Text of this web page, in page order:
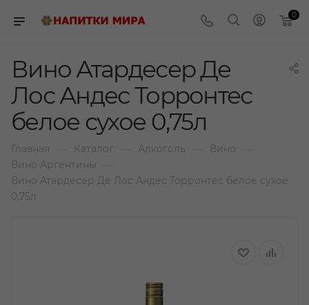
0
Вино Атардесер Де
Лос Андес Торронтес
белое сухое 0,75л
Главная Каталог Алкоголь Вино
Вино Аргентины
Вино Атардесер Де Лос Андес Торронтес белое сухое
0,75л